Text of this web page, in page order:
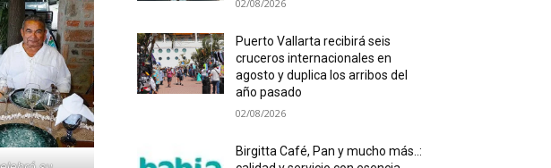
02/08/2026
Puerto Vallarta recibirá seis
cruceros internacionales en
agosto y duplica los arribos del
año pasado
02/08/2026
Birgitta Café, Pan y mucho más..: